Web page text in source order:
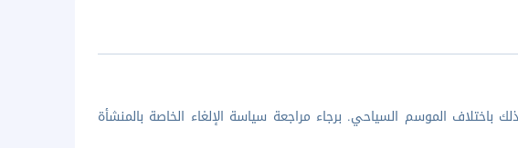
باختلاف الموسم السياحي. برجاء مراجعة سياسة الإلغاء الخاصة بالمنشأة